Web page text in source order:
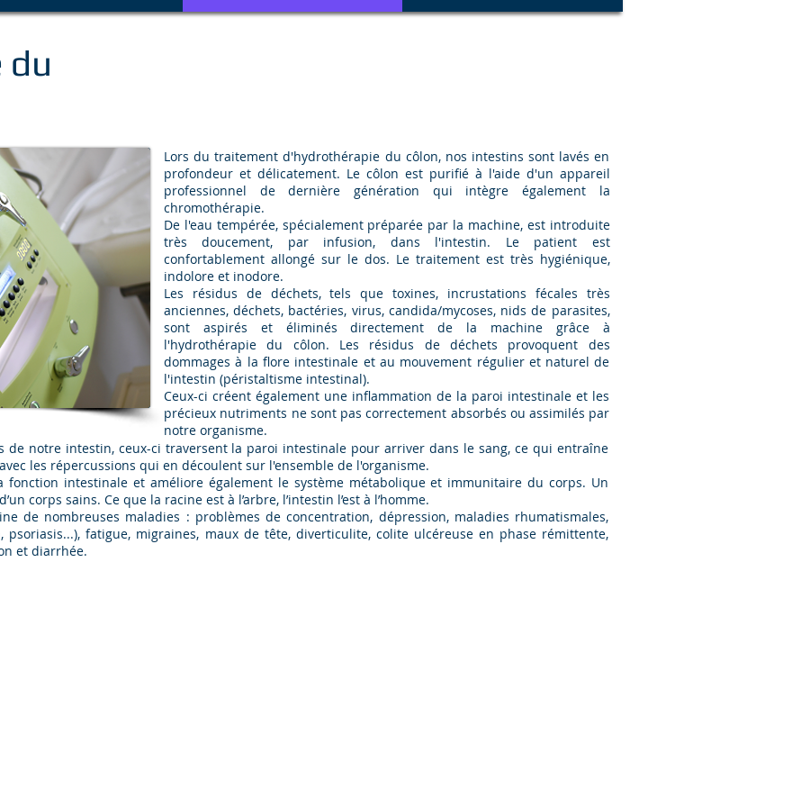
du
Lors du traitement d'hydrothérapie du côlon, nos intestins sont lavés en
profondeur et délicatement. Le côlon est purifié à l'aide d'un appareil
professionnel de dernière génération qui intègre également la
chromothérapie.
De l'eau tempérée, spécialement préparée par la machine, est introduite
très doucement, par infusion, dans l'intestin. Le patient est
confortablement allongé sur le dos. Le traitement est très hygiénique,
indolore et inodore.
Les résidus de déchets, tels que toxines, incrustations fécales très
anciennes, déchets, bactéries, virus, candida/mycoses, nids de parasites,
sont aspirés et éliminés directement de la machine grâce à
l'hydrothérapie du côlon. Les résidus de déchets provoquent des
dommages à la flore intestinale et au mouvement régulier et naturel de
l'intestin (péristaltisme intestinal).
Ceux-ci créent également une inflammation de la paroi intestinale et les
précieux nutriments ne sont pas correctement absorbés ou assimilés par
notre organisme.
de notre intestin, ceux-ci traversent la paroi intestinale pour arriver dans le sang, ce qui entraîne
les répercussions qui en découlent sur l'ensemble de l'organisme.
fonction intestinale et améliore également le système métabolique et immunitaire du corps. Un
corps sains. Ce que la racine est à l’arbre, l’intestin l’est à l’homme.
de nombreuses maladies : problèmes de concentration, dépression, maladies rhumatismales,
psoriasis...), fatigue, migraines, maux de tête, diverticulite, colite ulcéreuse en phase rémittente,
et diarrhée.